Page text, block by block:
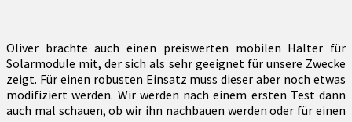
Oliver brachte auch einen preiswerten mobilen Halter für
Solarmodule mit, der sich als sehr geeignet für unsere Zwecke
zeigt. Für einen robusten Einsatz muss dieser aber noch etwas
modifiziert werden. Wir werden nach einem ersten Test dann
auch mal schauen, ob wir ihn nachbauen werden oder für einen